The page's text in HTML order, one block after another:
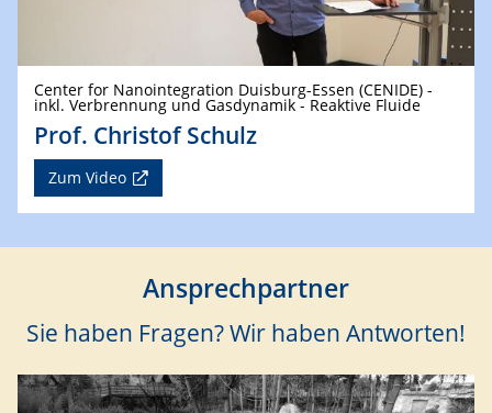
Center for Nanointegration Duisburg-Essen (CENIDE) -
inkl. Verbrennung und Gasdynamik - Reaktive Fluide
Prof. Christof Schulz
Zum Video
Ansprechpartner
Sie haben Fragen? Wir haben Antworten!